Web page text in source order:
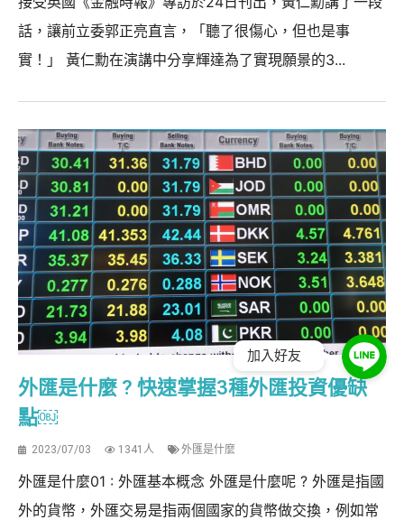
話，讓前立委郭正亮直言，「聽了很傷心，但也是事
實！」 黃仁勳在演講中分享輝達為了實現願景的3...
外匯是什麼 ? 快速掌握3種外匯投資優缺
點￼
2023/07/03 1341人 外匯是什麼
外匯是什麼01 : 外匯基本概念 外匯是什麼呢 ? 外匯是指國
外的貨幣，外匯交易是指兩個國家的貨幣做交換，例如常
加入好友